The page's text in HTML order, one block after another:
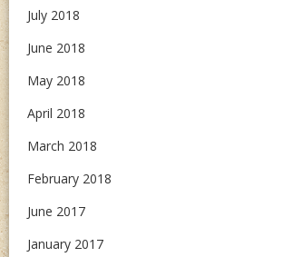
July 2018
June 2018
May 2018
April 2018
March 2018
February 2018
June 2017
January 2017